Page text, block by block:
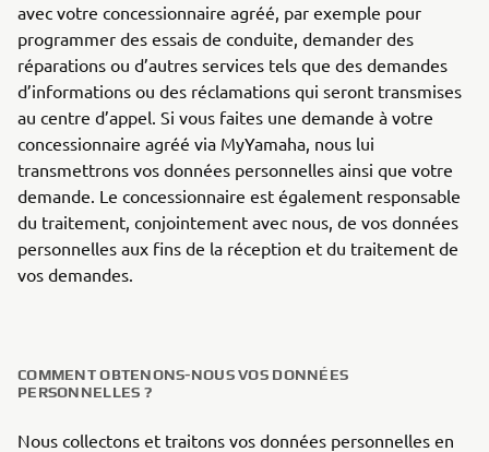
avec votre concessionnaire agréé, par exemple pour
programmer des essais de conduite, demander des
réparations ou d’autres services tels que des demandes
d’informations ou des réclamations qui seront transmises
au centre d’appel. Si vous faites une demande à votre
concessionnaire agréé via MyYamaha, nous lui
transmettrons vos données personnelles ainsi que votre
demande. Le concessionnaire est également responsable
du traitement, conjointement avec nous, de vos données
personnelles aux fins de la réception et du traitement de
vos demandes.
COMMENT OBTENONS-NOUS VOS DONNÉES
PERSONNELLES ?
Nous collectons et traitons vos données personnelles en